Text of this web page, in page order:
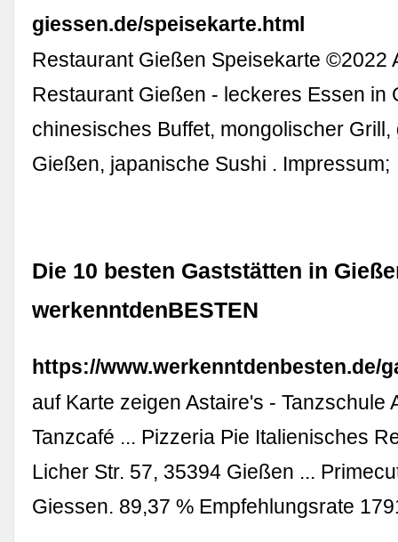
giessen.de/speisekarte.html
Restaurant Gießen Speisekarte ©2022
Restaurant Gießen - leckeres Essen in
chinesisches Buffet, mongolischer
Gießen, japanische Sushi .
Die 10 besten Gaststätten in
werkenntdenBESTEN
https://www.werkenntdenbesten.de/
auf Karte zeigen Astaire's - Tanzschule
Tanzcafé ... Pizzeria Pie Italienisches
Licher Str. 57, 35394 Gießen ...
Giessen. 89,37 % Empfehlungsrate